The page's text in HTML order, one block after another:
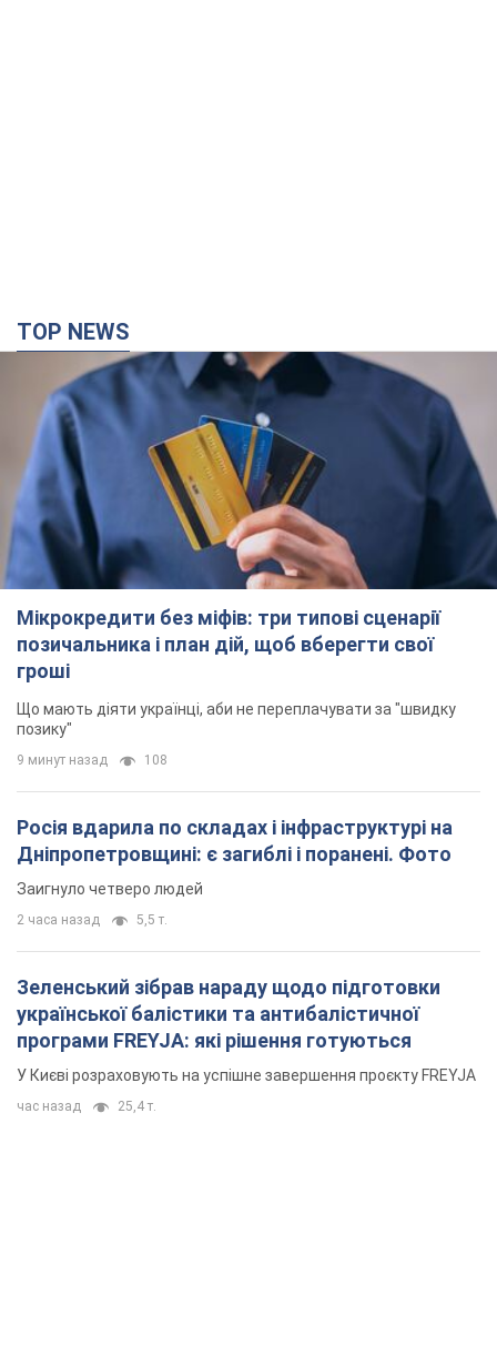
TOP NEWS
Мікрокредити без міфів: три типові сценарії
позичальника і план дій, щоб вберегти свої
гроші
Що мають діяти українці, аби не переплачувати за "швидку
позику"
9 минут назад 108
Росія вдарила по складах і інфраструктурі на
Дніпропетровщині: є загиблі і поранені. Фото
Заигнуло четверо людей
2 часа назад 5,5 т.
Зеленський зібрав нараду щодо підготовки
української балістики та антибалістичної
програми FREYJA: які рішення готуються
У Києві розраховують на успішне завершення проєкту FREYJA
час назад 25,4 т.